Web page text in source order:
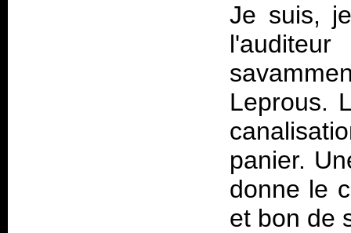
Je suis,
Leprous.
panier.
donne le
et bon de